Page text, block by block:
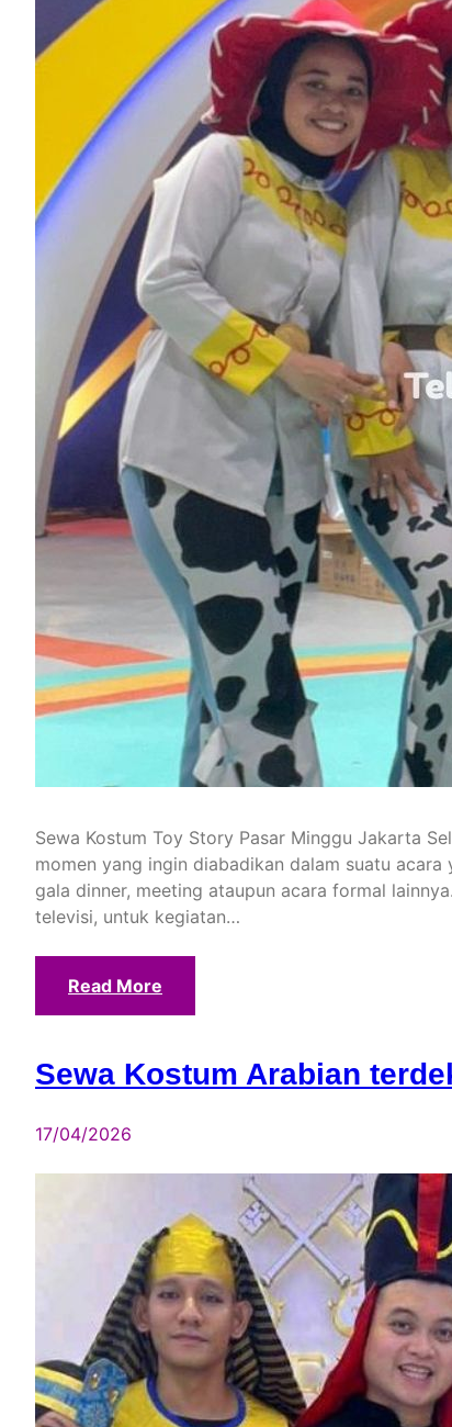
Sewa Kostum Toy Story Pasar Minggu Jakarta
momen yang ingin diabadikan dalam suatu
gala dinner, meeting ataupun acara formal
televisi, untuk kegiatan…
Read More
Sewa Kostum Arabian
17/04/2026